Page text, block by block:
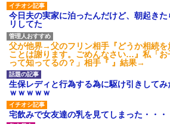
妻と同居し始めたときから、よく妻が「ど
い？音楽聞こえる」と言っていて…
わい(42)渋谷の夜のサービスで19の女の
ｗｗｗｗｗｗｗｗ
兄の新しい嫁がやらかしすぎて辛い。当た
の幼稚園に来る
今日夫の実家に泊ったんだけど、朝起き
リしてた
父が他界→父のフリン相手『どうか相続を
ことは謝ります。ごめんなさい…』私「お
って知ってるの？」相手『 』結果→
生保レディと行為する為に駆け引きして
ｗｗｗｗｗ
宅飲みで女友達の乳を見てしまった・・・